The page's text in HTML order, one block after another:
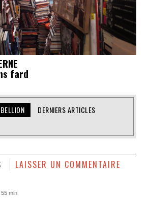
fard
DERNIERS ARTICLES
LAISSER UN COMMENTAIRE
min